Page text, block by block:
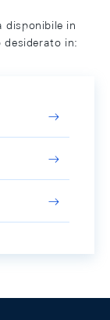
disponibile in
desiderato in: